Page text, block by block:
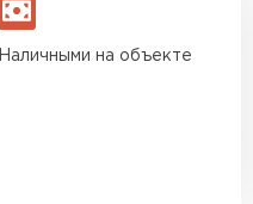
Наличными на объекте